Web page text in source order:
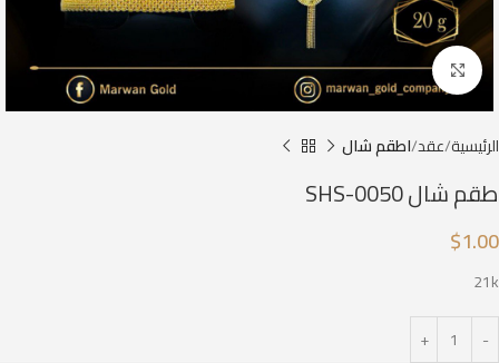
Click to enlarge
الرئيسية عقد اطقم شال
طقم شال SHS-0050
$1.00
21k